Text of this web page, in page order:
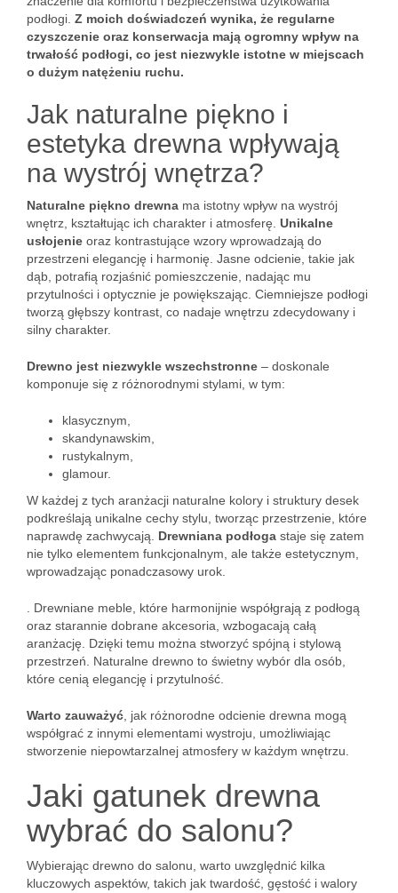
podłogi. Z moich doświadczeń wynika, że regularne
czyszczenie oraz konserwacja mają ogromny wpływ na
trwałość podłogi, co jest niezwykle istotne w miejscach
o dużym natężeniu ruchu.
Jak naturalne piękno i
estetyka drewna wpływają
na wystrój wnętrza?
Naturalne piękno drewna ma istotny wpływ na wystrój
wnętrz, kształtując ich charakter i atmosferę. Unikalne
usłojenie oraz kontrastujące wzory wprowadzają do
przestrzeni elegancję i harmonię. Jasne odcienie, takie jak
dąb, potrafią rozjaśnić pomieszczenie, nadając mu
przytulności i optycznie je powiększając. Ciemniejsze podłogi
tworzą głębszy kontrast, co nadaje wnętrzu zdecydowany i
silny charakter.
Drewno jest niezwykle wszechstronne – doskonale
komponuje się z różnorodnymi stylami, w tym:
klasycznym,
skandynawskim,
rustykalnym,
glamour.
W każdej z tych aranżacji naturalne kolory i struktury desek
podkreślają unikalne cechy stylu, tworząc przestrzenie, które
naprawdę zachwycają. Drewniana podłoga staje się zatem
nie tylko elementem funkcjonalnym, ale także estetycznym,
wprowadzając ponadczasowy urok.
. Drewniane meble, które harmonijnie współgrają z podłogą
oraz starannie dobrane akcesoria, wzbogacają całą
aranżację. Dzięki temu można stworzyć spójną i stylową
przestrzeń. Naturalne drewno to świetny wybór dla osób,
które cenią elegancję i przytulność.
Warto zauważyć , jak różnorodne odcienie drewna mogą
współgrać z innymi elementami wystroju, umożliwiając
stworzenie niepowtarzalnej atmosfery w każdym wnętrzu.
Jaki gatunek drewna
wybrać do salonu?
Wybierając drewno do salonu, warto uwzględnić kilka
kluczowych aspektów, takich jak twardość, gęstość i walory